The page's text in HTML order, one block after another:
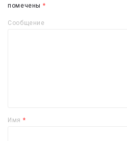
помечены *
Сообщение
Имя *